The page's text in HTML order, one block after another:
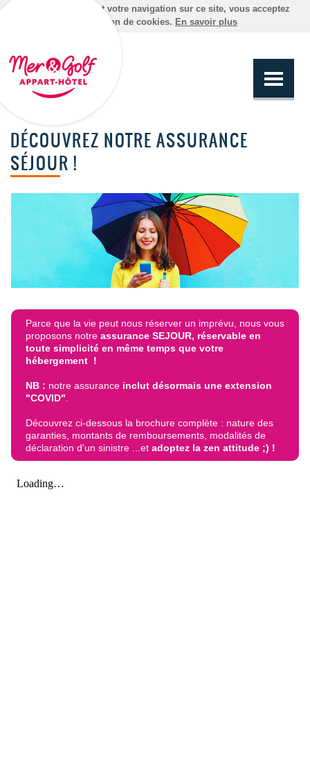
En poursuivant votre navigation sur ce site, vous acceptez
l'utilisation de cookies. En savoir plus
DÉCOUVREZ NOTRE ASSURANCE
SÉJOUR !
Parce que la vie peut nous réserver un imprévu, nous vous
proposons notre assurance SEJOUR, réservable en
toute simplicité en même temps que votre
hébergement !
NB : notre assurance inclut désormais une extension
"COVID"
Découvrez ci-dessous la brochure complète : nature des
garanties, montants de remboursements, modalités de
déclaration d'un sinistre ...et adoptez la zen attitude ;) !